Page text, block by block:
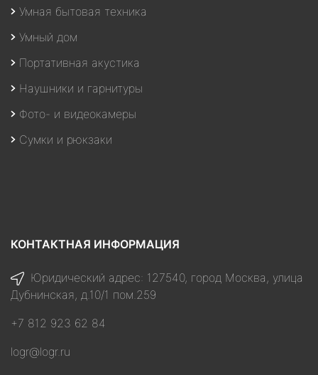
Умная бытовая техника
Умный дом
Портативная акустика
Наушники и гарнитуры
Фото- и видеокамеры
Сумки и рюкзаки
КОНТАКТНАЯ ИНФОРМАЦИЯ
Юридический адрес: 127540, город Москва, улица
Дубнинская, д.10/1 пом.259
+7 812 923 62 84
logr@logr.ru